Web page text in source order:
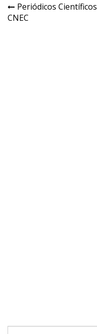
Periódicos Científicos
CNEC